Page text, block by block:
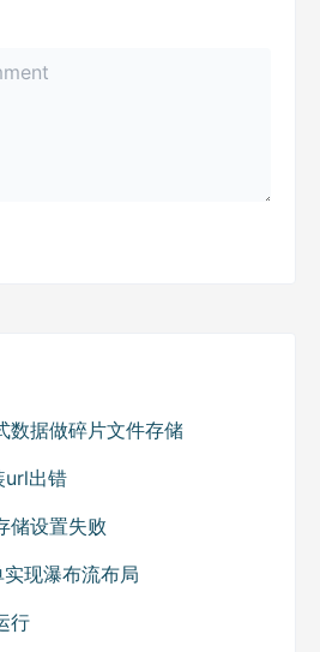
数据做碎片文件存储
url出错
储设置失败
现瀑布流布局
行